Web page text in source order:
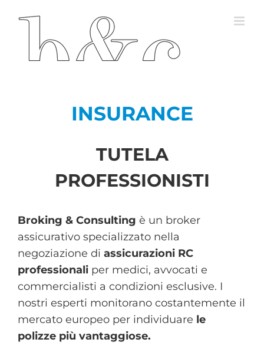
contenuto
INSURANCE
TUTELA
PROFESSIONISTI
Broking & Consulting è un broker
assicurativo specializzato nella
negoziazione di assicurazioni RC
professionaliper medici, avvocati e
commercialisti a condizioni esclusive. I
nostri esperti monitorano costantemente il
mercato europeo per individuare le
polizze più vantaggiose.